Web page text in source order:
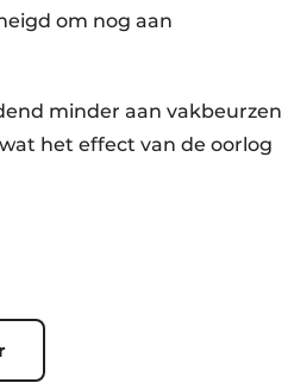
om nog aan
minder aan vakbeurzen
het effect van de oorlog